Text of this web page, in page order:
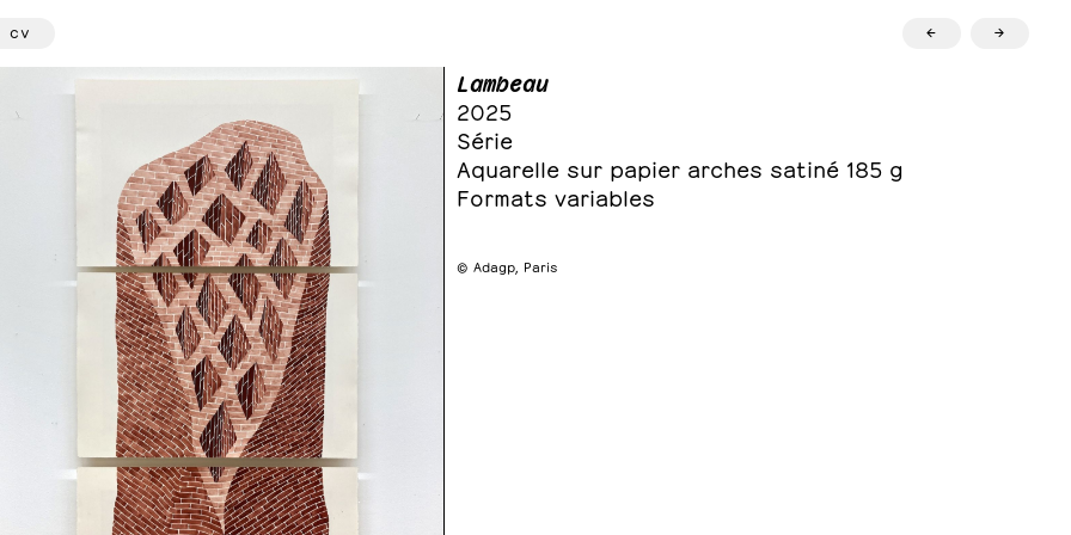
cv ← →
Lambeau
2025
Série
Aquarelle sur papier arches satiné 185 g
Formats variables
© Adagp, Paris